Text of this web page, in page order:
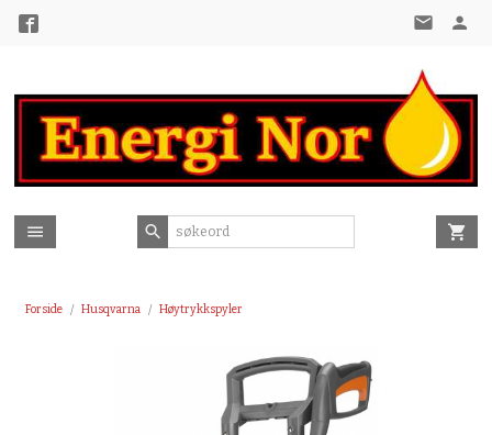
Forside Husqvarna Høytrykkspyler